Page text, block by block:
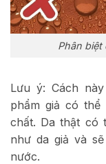
Phân biệt
Lưu ý: Cách
phẩm giả có
chất. Da thật có
như da giả và
nước.